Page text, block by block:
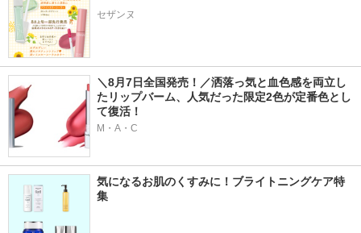
セザンヌ
＼8月7日全国発売！／洒落っ気と血色感を両立し
たリップバーム、人気だった限定2色が定番色とし
て復活！
M・A・C
気になるお肌のくすみに！ブライトニングケア特
集